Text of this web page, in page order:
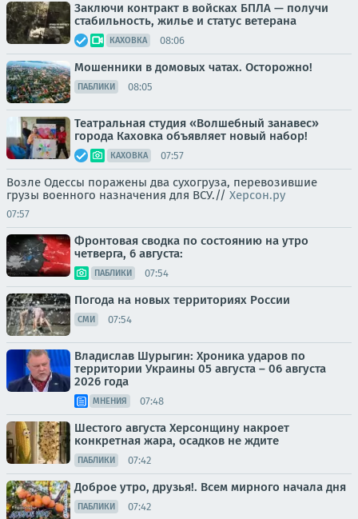
Заключи контракт в войсках БПЛА — получи
стабильность, жилье и статус ветерана
КАХОВКА 08:06
Мошенники в домовых чатах. Осторожно!
ПАБЛИКИ 08:05
Театральная студия «Волшебный занавес»
города Каховка объявляет новый набор!
КАХОВКА 07:57
Возле Одессы поражены два сухогруза, перевозившие
грузы военного назначения для ВСУ.// Херсон.ру
07:57
Фронтовая сводка по состоянию на утро
четверга, 6 августа:
ПАБЛИКИ 07:54
Погода на новых территориях России
СМИ 07:54
Владислав Шурыгин: Хроника ударов по
территории Украины 05 августа – 06 августа
2026 года
МНЕНИЯ 07:48
Шестого августа Херсонщину накроет
конкретная жара, осадков не ждите
ПАБЛИКИ 07:42
Доброе утро, друзья!. Всем мирного начала дня
ПАБЛИКИ 07:42